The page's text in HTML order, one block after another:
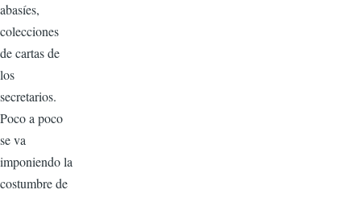
abasíes,
colecciones
de cartas de
los
secretarios.
Poco a poco
se va
imponiendo la
costumbre de